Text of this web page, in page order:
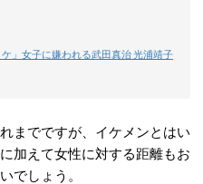
」女子に嫌われる武田真治 光浦靖子
までですが、イケメンとはい
加えて女性に対する距離もお
でしょう。